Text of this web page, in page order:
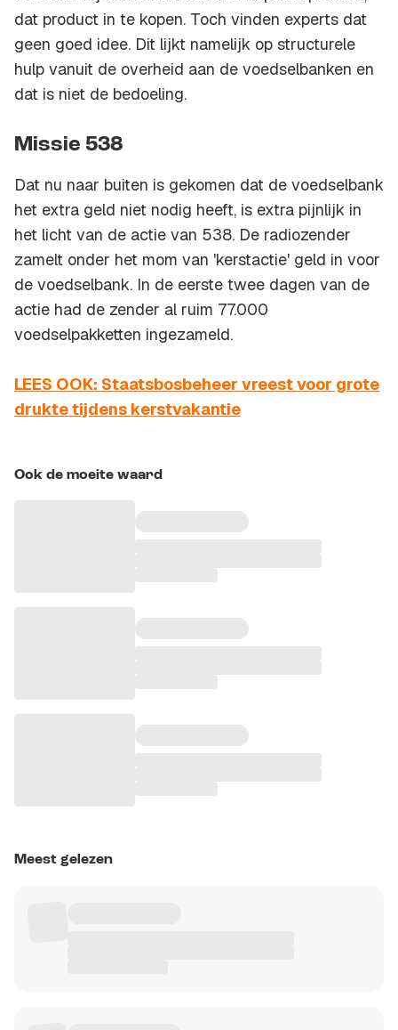
dat product in te kopen. Toch vinden experts dat
geen goed idee. Dit lijkt namelijk op structurele
hulp vanuit de overheid aan de voedselbanken en
dat is niet de bedoeling.
Missie 538
Dat nu naar buiten is gekomen dat de voedselbank
het extra geld niet nodig heeft, is extra pijnlijk in
het licht van de actie van 538. De radiozender
zamelt onder het mom van 'kerstactie' geld in voor
de voedselbank. In de eerste twee dagen van de
actie had de zender al ruim 77.000
voedselpakketten ingezameld.
LEES OOK: Staatsbosbeheer vreest voor grote
drukte tijdens kerstvakantie
Ook de moeite waard
Meest gelezen